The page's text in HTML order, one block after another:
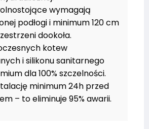
wymagają
podłogi i minimum 120 cm
dookoła.
kotew
i silikonu sanitarnego
dla 100% szczelności.
minimum 24h przed
– to eliminuje 95% awarii.